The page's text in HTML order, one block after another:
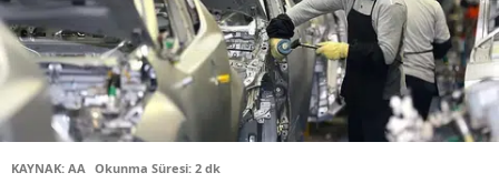
Denizli
Diyarbakır
Edirne
KAYNAK: AA Okunma Süresi: 2 dk